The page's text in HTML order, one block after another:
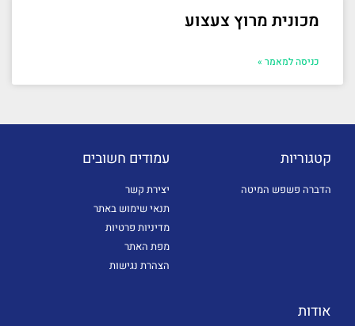
מכונית מרוץ צעצוע
כניסה למאמר »
קטגוריות
הדברה פשפש המיטה
עמודים חשובים
יצירת קשר
תנאי שימוש באתר
מדיניות פרטיות
מפת האתר
הצהרת נגישות
אודות